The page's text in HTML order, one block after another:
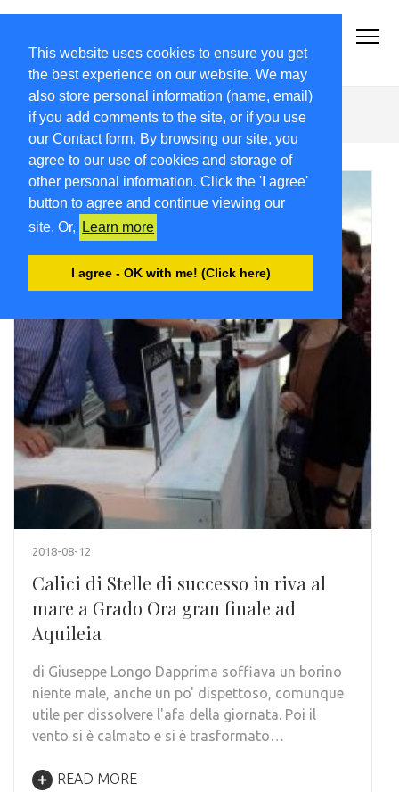
This website uses cookies to ensure you get
the best experience on our website. We may
also store personal information (name, email)
if you add comments to the site, or if you use
our Contact form. By browsing our site, you
agree to our use of cookies and storage of
other personal information. Click the 'I agree'
button to agree and continue viewing our
site. Or,
Learn more
I agree - OK with me! (Click here)
Archivio Articoli del 2018 FriuliVG.com by Giuseppe Longo
Foffani
2018-08-12
Calici di Stelle di successo in riva al
mare a Grado Ora gran finale ad
Aquileia
di Giuseppe Longo Dapprima soffiava un borino
niente male, anche un po' dispettoso, comunque
utile per dissolvere l'afa della giornata. Poi il
vento si è calmato e si è trasformato…
READ MORE